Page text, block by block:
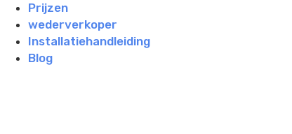
Prijzen
wederverkoper
Installatiehandleiding
Blog